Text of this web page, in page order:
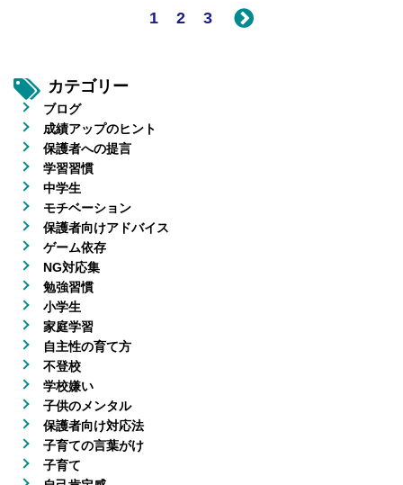
1 2 3
カテゴリー
ブログ
成績アップのヒント
保護者への提言
学習習慣
中学生
モチベーション
保護者向けアドバイス
ゲーム依存
NG対応集
勉強習慣
小学生
家庭学習
自主性の育て方
不登校
学校嫌い
子供のメンタル
保護者向け対応法
子育ての言葉がけ
子育て